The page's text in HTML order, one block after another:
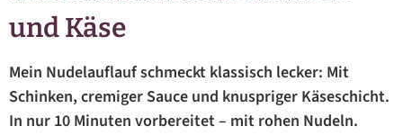
und Käse
Mein Nudelauflauf schmeckt klassisch lecker: Mit
Schinken, cremiger Sauce und knuspriger Käseschicht.
In nur 10 Minuten vorbereitet – mit rohen Nudeln.